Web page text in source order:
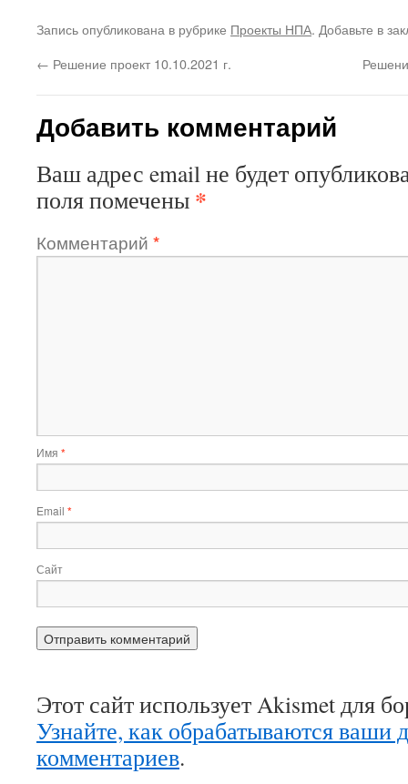
Запись опубликована в рубрике Проекты НПА. Добавьте в
← Решение проект 10.10.2021 г.
Добавить комментарий
Ваш адрес email не будет
поля помечены *
Комментарий *
Имя *
Email *
Сайт
Этот сайт использует Akismet для
Узнайте, как обрабатываются ваши
комментариев.